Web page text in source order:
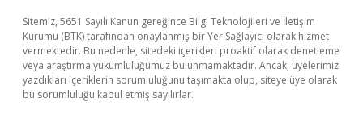
Sitemiz, 5651 Sayılı Kanun gereğince Bilgi Teknolojileri ve İletişim
Kurumu (BTK) tarafından onaylanmış bir Yer Sağlayıcı olarak hizmet
vermektedir. Bu nedenle, sitedeki içerikleri proaktif olarak denetleme
veya araştırma yükümlülüğümüz bulunmamaktadır. Ancak, üyelerimiz
yazdıkları içeriklerin sorumluluğunu taşımakta olup, siteye üye olarak
bu sorumluluğu kabul etmiş sayılırlar.